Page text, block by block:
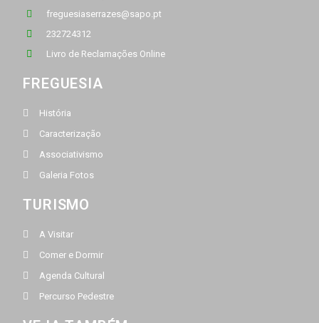
freguesiaserrazes@sapo.pt
232724312
Livro de Reclamações Online
FREGUESIA
História
Caracterização
Associativismo
Galeria Fotos
TURISMO
A Visitar
Comer e Dormir
Agenda Cultural
Percurso Pedestre